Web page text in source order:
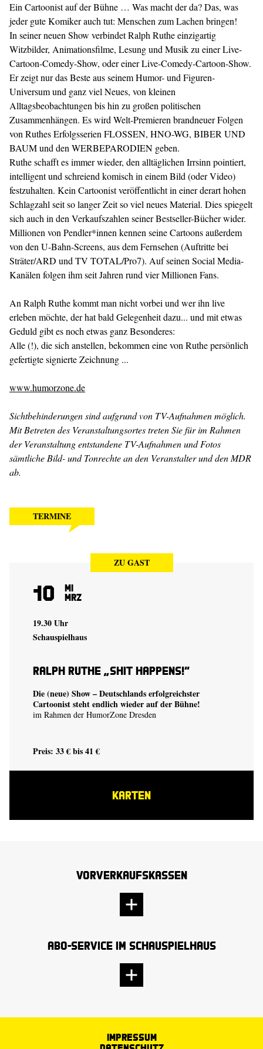
Ein Cartoonist auf der Bühne … Was macht der da? Das, was
jeder gute Komiker auch tut: Menschen zum Lachen bringen!
In seiner neuen Show verbindet Ralph Ruthe einzigartig
Witzbilder, Animationsfilme, Lesung und Musik zu einer Live-
Cartoon-Comedy-Show, oder einer Live-Comedy-Cartoon-Show.
Er zeigt nur das Beste aus seinem Humor- und Figuren-
Universum und ganz viel Neues, von kleinen
Alltagsbeobachtungen bis hin zu großen politischen
Zusammenhängen. Es wird Welt-Premieren brandneuer Folgen
von Ruthes Erfolgsserien FLOSSEN, HNO-WG, BIBER UND
BAUM und den WERBEPARODIEN geben.
Ruthe schafft es immer wieder, den alltäglichen Irrsinn pointiert,
intelligent und schreiend komisch in einem Bild (oder Video)
festzuhalten. Kein Cartoonist veröffentlicht in einer derart hohen
Schlagzahl seit so langer Zeit so viel neues Material. Dies spiegelt
sich auch in den Verkaufszahlen seiner Bestseller-Bücher wider.
Millionen von Pendler*innen kennen seine Cartoons außerdem
von den U-Bahn-Screens, aus dem Fernsehen (Auftritte bei
Sträter/ARD und TV TOTAL/Pro7). Auf seinen Social Media-
Kanälen folgen ihm seit Jahren rund vier Millionen Fans.
An Ralph Ruthe kommt man nicht vorbei und wer ihn live
erleben möchte, der hat bald Gelegenheit dazu... und mit etwas
Geduld gibt es noch etwas ganz Besonderes:
Alle (!), die sich anstellen, bekommen eine von Ruthe persönlich
gefertigte signierte Zeichnung ...
www.humorzone.de
Sichtbehinderungen sind aufgrund von TV-Aufnahmen möglich.
Mit Betreten des Veranstaltungsortes treten Sie für im Rahmen
der Veranstaltung entstandene TV-Aufnahmen und Fotos
sämtliche Bild- und Tonrechte an den Veranstalter und den MDR
ab.
TERMINE
ZU GAST
10 Mi
Mrz
19.30 Uhr
Schauspielhaus
Ralph Ruthe „Shit happens!“
Die (neue) Show – Deutschlands erfolgreichster
Cartoonist steht endlich wieder auf der Bühne!
im Rahmen der HumorZone Dresden
Preis: 33 € bis 41 €
KARTEN
Vorverkaufskassen
Abo-Service im Schauspielhaus
Impressum